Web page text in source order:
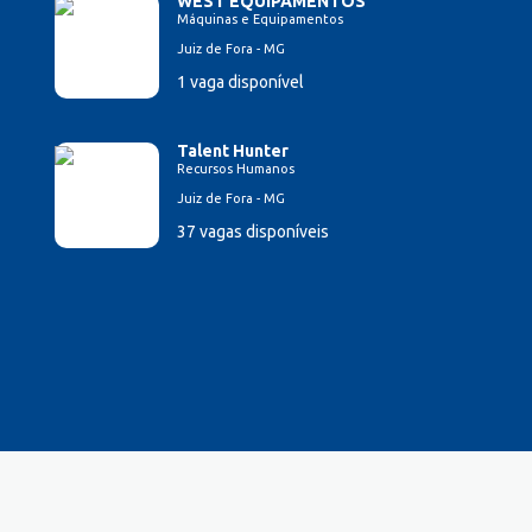
Máquinas e Equipamentos
Juiz de Fora - MG
1 vaga disponível
Talent Hunter
Recursos Humanos
Juiz de Fora - MG
37 vagas disponíveis